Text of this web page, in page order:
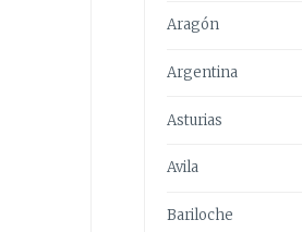
Aragón
Argentina
Asturias
Avila
Bariloche